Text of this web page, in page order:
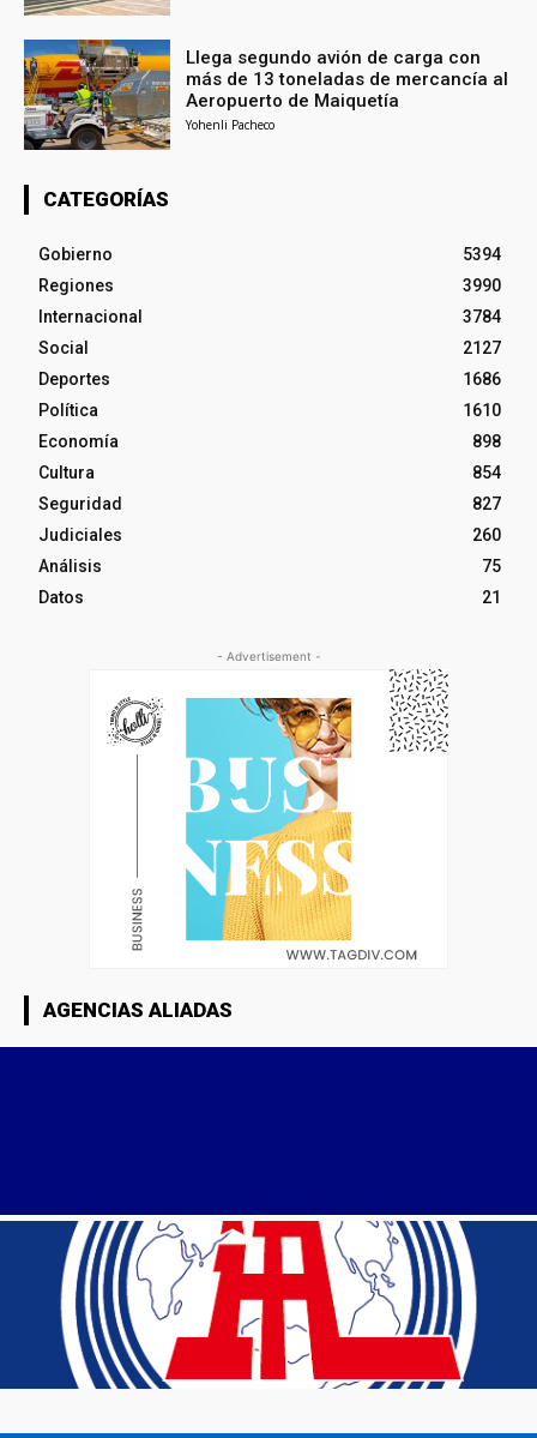
Llega segundo avión de carga con
más de 13 toneladas de mercancía al
Aeropuerto de Maiquetía
Yohenli Pacheco
CATEGORÍAS
Gobierno
5394
Regiones
3990
Internacional
3784
Social
2127
Deportes
1686
Política
1610
Economía
898
Cultura
854
Seguridad
827
Judiciales
260
Análisis
75
Datos
21
- Advertisement -
AGENCIAS ALIADAS